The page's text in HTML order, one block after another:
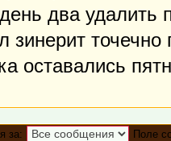
два удалить
зинерит
оставались
за: Поле